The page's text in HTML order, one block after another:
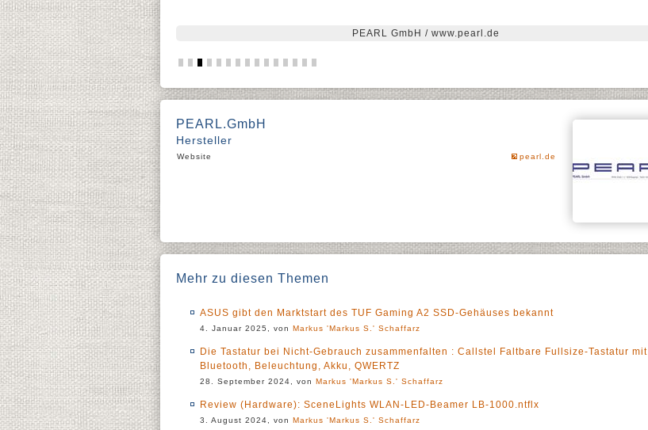
PEARL GmbH / www.pearl.de
PEARL.GmbH
Hersteller
Website pearl.de
Mehr zu diesen Themen
ASUS gibt den Marktstart des TUF Gaming A2 SSD-Gehäuses bekannt
4. Januar 2025, von Markus 'Markus S.' Schaffarz
Die Tastatur bei Nicht-Gebrauch zusammenfalten : Callstel Faltbare Fullsize-Tastatur mit
Bluetooth, Beleuchtung, Akku, QWERTZ
28. September 2024, von Markus 'Markus S.' Schaffarz
Review (Hardware): SceneLights WLAN-LED-Beamer LB-1000.ntflx
3. August 2024, von Markus 'Markus S.' Schaffarz